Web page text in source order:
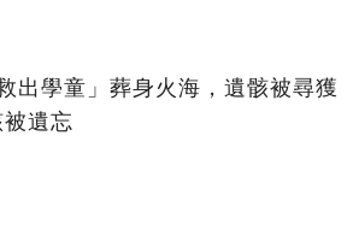
出學童」葬身火海，遺骸被尋獲
遺忘